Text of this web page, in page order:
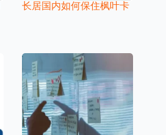
长居国内如何保住枫叶卡